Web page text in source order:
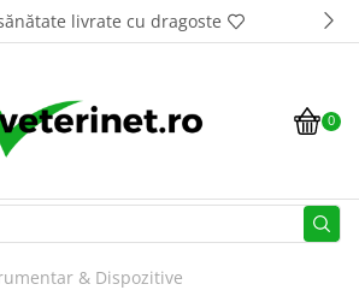
livrate cu dragoste
0
& Dispozitive